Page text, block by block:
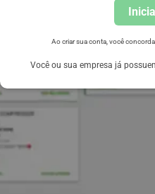
Ao criar sua conta, você
Você ou sua empresa já